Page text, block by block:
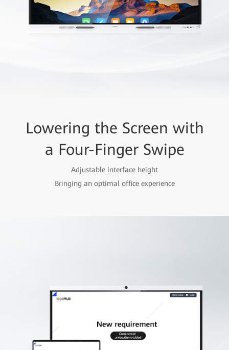
Lowering the Screen with
a Four-Finger Swipe
Adjustable interface height
Bringing an optimal office experience